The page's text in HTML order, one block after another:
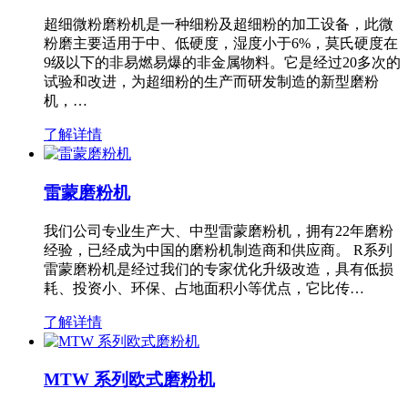
超细微粉磨粉机是一种细粉及超细粉的加工设备，此微
粉磨主要适用于中、低硬度，湿度小于6%，莫氏硬度在
9级以下的非易燃易爆的非金属物料。它是经过20多次的
试验和改进，为超细粉的生产而研发制造的新型磨粉
机，…
了解详情
雷蒙磨粉机
我们公司专业生产大、中型雷蒙磨粉机，拥有22年磨粉
经验，已经成为中国的磨粉机制造商和供应商。 R系列
雷蒙磨粉机是经过我们的专家优化升级改造，具有低损
耗、投资小、环保、占地面积小等优点，它比传…
了解详情
MTW 系列欧式磨粉机